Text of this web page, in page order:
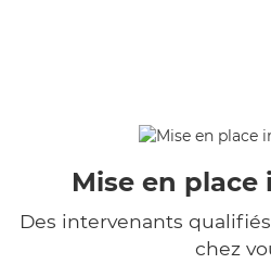
Mise en
Des intervenants
chez